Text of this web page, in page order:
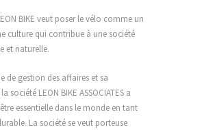
BIKE veut poser le vélo comme un
culture qui contribue à une société
et naturelle.
de gestion des affaires et sa
société LEON BIKE ASSOCIATES a
essentielle dans le monde en tant
La société se veut porteuse